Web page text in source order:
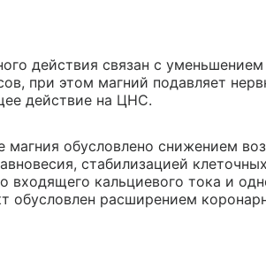
действия связан с
при этом магний подавляет
действие на ЦНС.
магния обусловлено снижением
стабилизацией
входящего кальциевого тока и
обусловлен расширением